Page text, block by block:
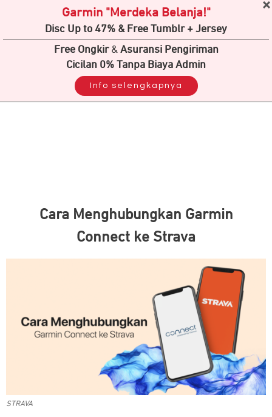
Cara Menghubungkan Garmin
Connect ke Strava
STRAVA
Garmin "Merdeka Belanja!"
Disc Up to 47% & Free Tumblr + Jersey
Free Ongkir & Asuransi Pengiriman
Cicilan 0% Tanpa Biaya Admin
Info selengkapnya